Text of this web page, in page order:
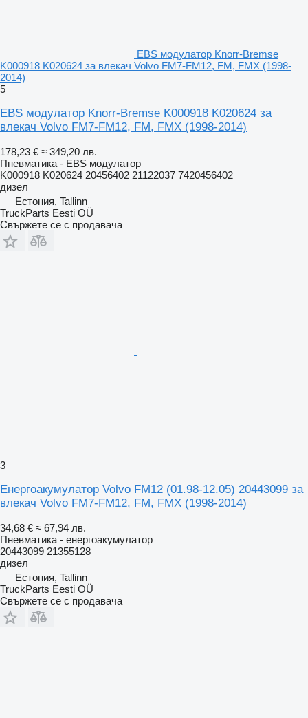
EBS модулатор Knorr-Bremse
K000918 K020624 за влекач Volvo FM7-FM12, FM, FMX (1998-
2014)
5
EBS модулатор Knorr-Bremse K000918 K020624 за
влекач Volvo FM7-FM12, FM, FMX (1998-2014)
178,23 € ≈ 349,20 лв.
Пневматика - EBS модулатор
K000918 K020624 20456402 21122037 7420456402
дизел
Естония, Tallinn
TruckParts Eesti OÜ
Свържете се с продавача
3
Енергоакумулатор Volvo FM12 (01.98-12.05) 20443099 за
влекач Volvo FM7-FM12, FM, FMX (1998-2014)
34,68 € ≈ 67,94 лв.
Пневматика - енергоакумулатор
20443099 21355128
дизел
Естония, Tallinn
TruckParts Eesti OÜ
Свържете се с продавача